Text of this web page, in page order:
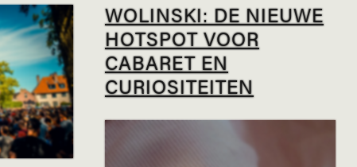
WOLINSKI: DE NIEUWE
HOTSPOT VOOR
CABARET EN
CURIOSITEITEN